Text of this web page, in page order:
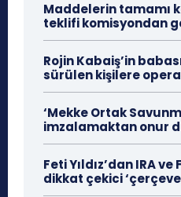
Maddelerin tamamı
teklifi komisyondan
Rojin Kabaiş’in
sürülen kişilere
‘Mekke Ortak
imzalamaktan onur
Feti Yıldız’dan IRA
dikkat çekici